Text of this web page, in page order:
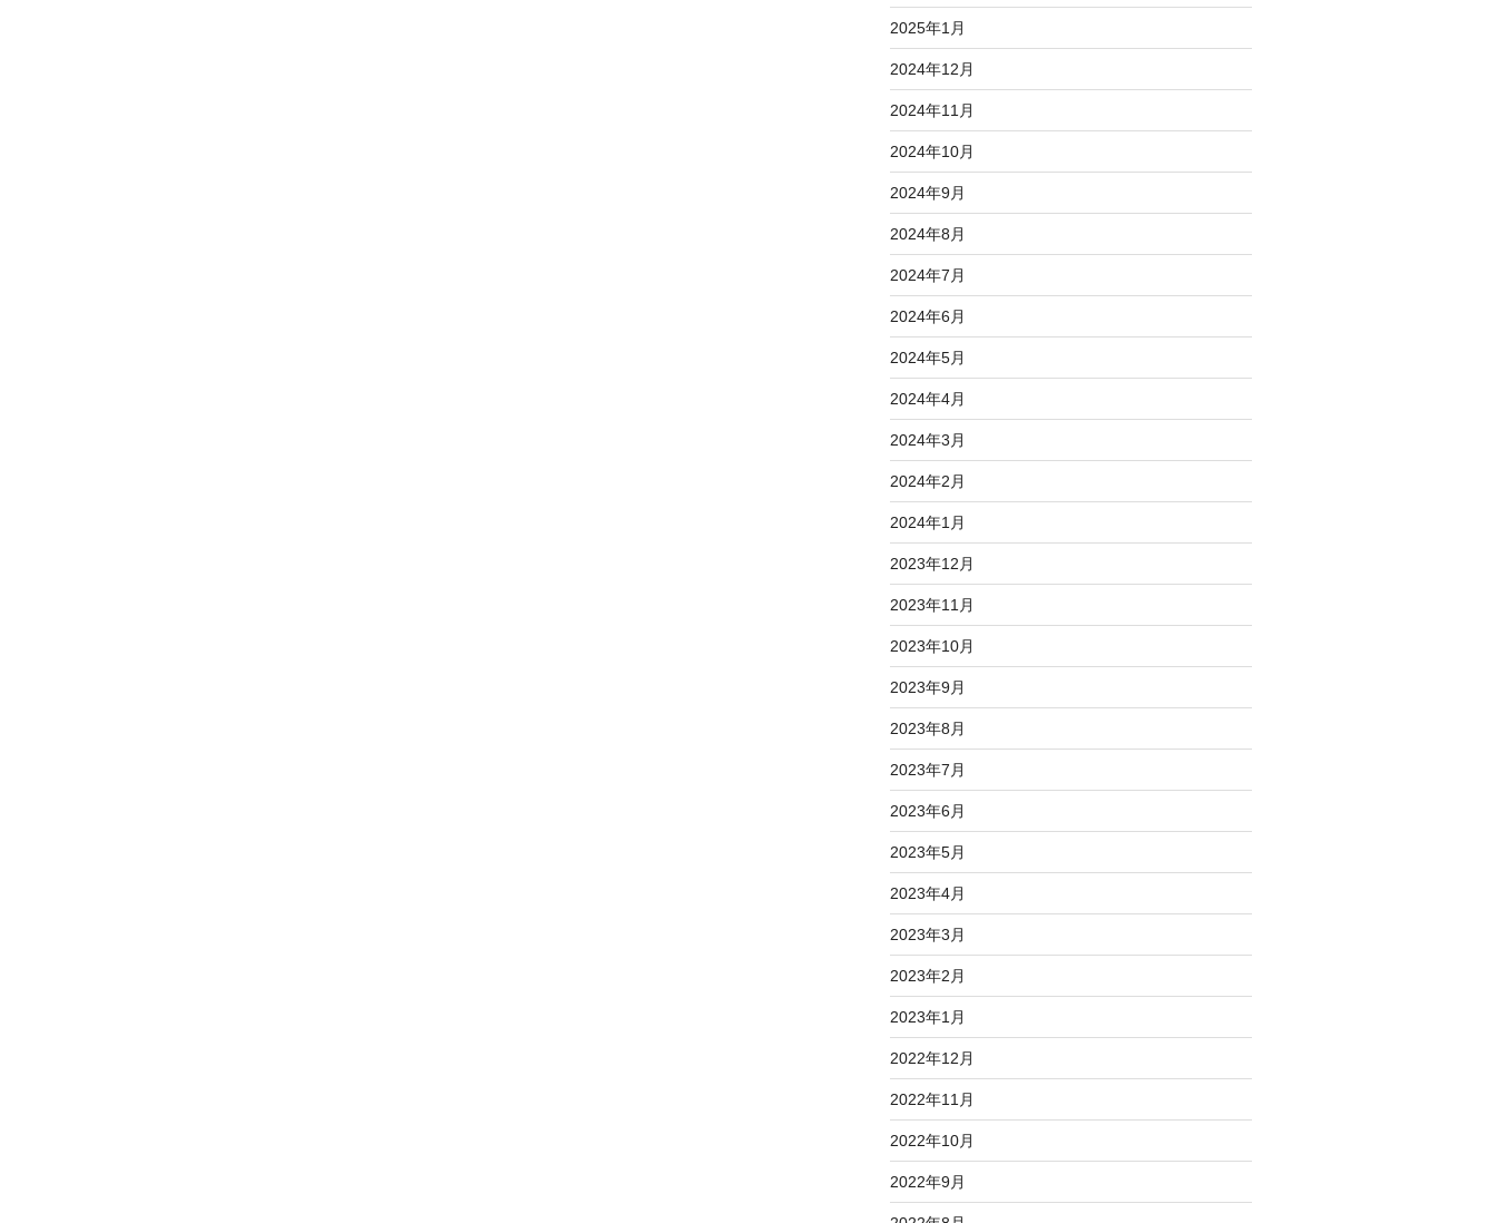
2025年1月
2024年12月
2024年11月
2024年10月
2024年9月
2024年8月
2024年7月
2024年6月
2024年5月
2024年4月
2024年3月
2024年2月
2024年1月
2023年12月
2023年11月
2023年10月
2023年9月
2023年8月
2023年7月
2023年6月
2023年5月
2023年4月
2023年3月
2023年2月
2023年1月
2022年12月
2022年11月
2022年10月
2022年9月